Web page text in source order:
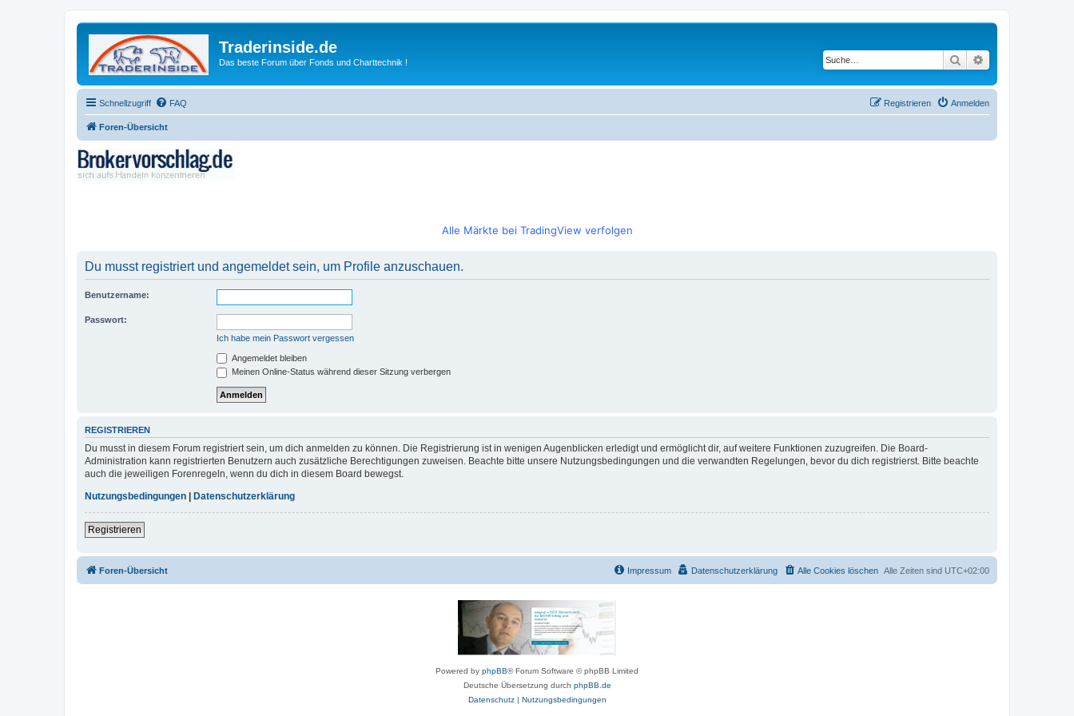
Traderinside.de
Das beste Forum über Fonds und Charttechnik ! Suche
Schnellzugriff FAQ Anmelden
Registrieren
Foren-Übersicht
Alle Märkte bei TradingView verfolgen
Du musst registriert und angemeldet sein, um Profile anzuschauen.
Benutzername:
Passwort:
Ich habe mein Passwort vergessen
Angemeldet bleiben
Meinen Online-Status während dieser Sitzung verbergen
REGISTRIEREN
Du musst in diesem Forum registriert sein, um dich anmelden zu können. Die Registrierung ist in wenigen Augenblicken erledigt und ermöglicht dir, auf weitere Funktionen zuzugreifen. Die Board-
Administration kann registrierten Benutzern auch zusätzliche Berechtigungen zuweisen. Beachte bitte unsere Nutzungsbedingungen und die verwandten Regelungen, bevor du dich registrierst. Bitte beachte
auch die jeweiligen Forenregeln, wenn du dich in diesem Board bewegst.
Nutzungsbedingungen
Datenschutzerklärung
Registrieren
Foren-Übersicht Alle Zeiten sind UTC+02:00
Alle Cookies löschen
Datenschutzerklärung
Impressum
Powered by phpBB® Forum Software © phpBB Limited
Deutsche Übersetzung durch phpBB.de
Datenschutz| Nutzungsbedingungen